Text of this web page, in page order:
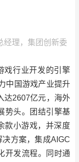
经理，集团创新委
戏行业开发的引擎
中国游戏产业提升
达2607亿元，海外
势头。团结引擎基
款小游戏，并深度
方案，集成AIGC
开发流程。同时通